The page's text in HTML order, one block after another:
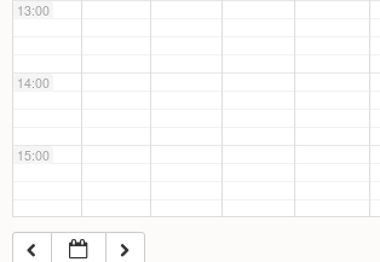
13:00
14:00
15:00
16:00